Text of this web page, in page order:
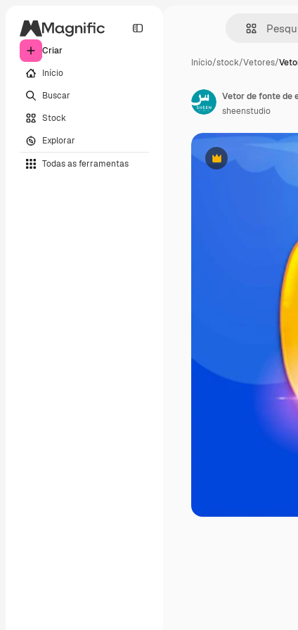
Criar
Início
Buscar
Stock
Explorar
Todas as ferramentas
Início/stock/Vetores/
Premium
Vetor de fonte de
sheenstudio